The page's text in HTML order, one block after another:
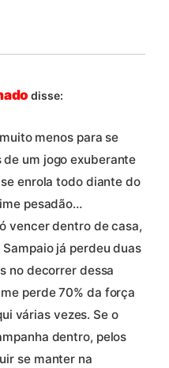
disse:
menos para se
um jogo exuberante
enrola todo diante do
pesadão…
vencer dentro de casa,
já perdeu duas
no decorrer dessa
perde 70% da força
várias vezes. Se o
dentro, pelos
se manter na